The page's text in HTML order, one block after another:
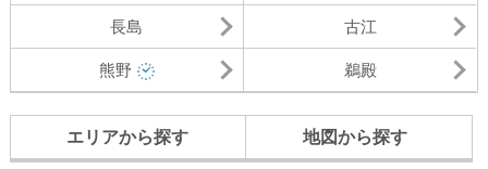
長島 古江
熊野 鵜殿
エリアから探す 地図から探す